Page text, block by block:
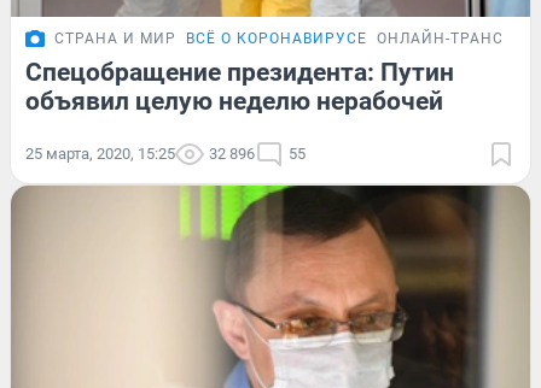
СТРАНА И МИР ВСЁ О КОРОНАВИРУСЕ ОНЛАЙН-
Спецобращение президента: Путин
объявил целую неделю нерабочей
25 марта, 2020, 15:25 32 896 55